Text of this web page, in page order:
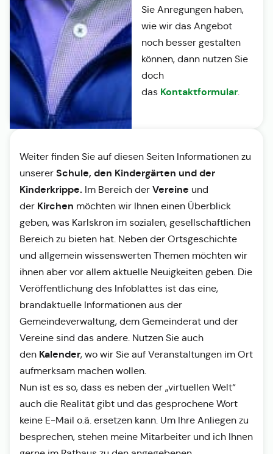
Sie Anregungen haben,
wie wir das Angebot
noch besser gestalten
können, dann nutzen Sie
doch
das Kontaktformular.
Weiter finden Sie auf diesen Seiten Informationen zu
unserer Schule, den Kindergärten und der
Kinderkrippe. Im Bereich der Vereine und
der Kirchen möchten wir Ihnen einen Überblick
geben, was Karlskron im sozialen, gesellschaftlichen
Bereich zu bieten hat. Neben der Ortsgeschichte
und allgemein wissenswerten Themen möchten wir
ihnen aber vor allem aktuelle Neuigkeiten geben. Die
Veröffentlichung des Infoblattes ist das eine,
brandaktuelle Informationen aus der
Gemeindeverwaltung, dem Gemeinderat und der
Vereine sind das andere. Nutzen Sie auch
den Kalender, wo wir Sie auf Veranstaltungen im Ort
aufmerksam machen wollen.
Nun ist es so, dass es neben der „virtuellen Welt“
auch die Realität gibt und das gesprochene Wort
keine E-Mail o.ä. ersetzen kann. Um Ihre Anliegen zu
besprechen, stehen meine Mitarbeiter und ich Ihnen